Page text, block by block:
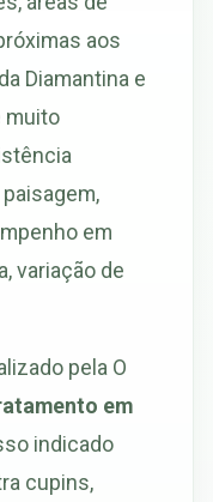
aos
Diamantina e
muito
em
variação de
pela O
em
indicado
cupins,